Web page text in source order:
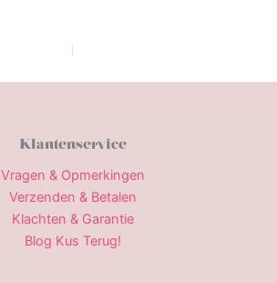
Klantenservice
Vragen & Opmerkingen
Verzenden & Betalen
Klachten & Garantie
Blog Kus Terug!